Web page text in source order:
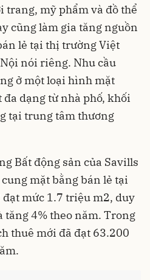
mỹ phẩm và đồ thể
cũng làm gia tăng nguồn
lẻ tại thị trường Việt
nói riêng. Nhu cầu
ở một loại hình mặt
dạng từ nhà phố, khối
tại trung tâm thương
Bất động sản của Savills
mặt bằng bán lẻ tại
mức 1.7 triệu m2, duy
4% theo năm. Trong
thuê mới đã đạt 63.200